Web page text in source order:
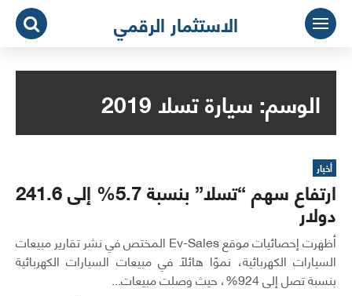
التجاوز
المحتوى
الاستثمار الرقمي
الوسم:سيارة تسلا 2019
أخبار
ارتفاع سهم “تسلا” بنسبة 5.7% إلى 241.6
دولار
أظهرت إحصائيات موقع Ev-Sales المختص في نشر تقارير مبيعات
السيارات الكهربائية، نموًا هائلاً في مبيعات السيارات الكهربائية
بنسبة تصل إلى 924%، حيث وصلت مبيعات...